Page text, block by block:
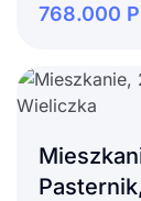
768.000